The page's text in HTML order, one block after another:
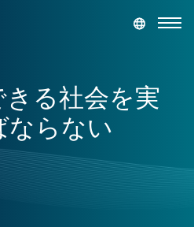
る社会を実
ならない